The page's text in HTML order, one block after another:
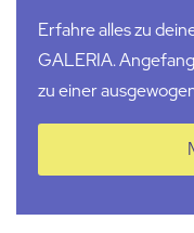
Erfahre alles zu
GALERIA.
zu einer